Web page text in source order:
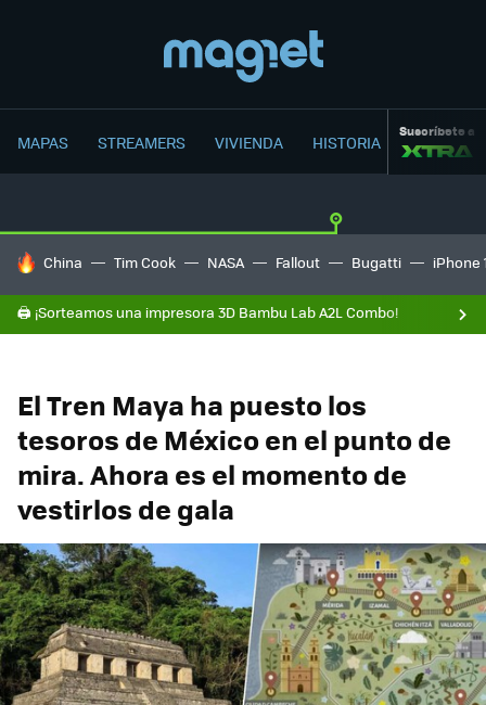
MAPAS STREAMERS VIVIENDA HISTORIA Suscríbete a
HOY SE HABLA DE
China Tim Cook NASA Fallout Bugatti iPhone
🖨️ ¡Sorteamos una impresora 3D Bambu Lab A2L Combo!
El Tren Maya ha puesto los
tesoros de México en el punto de
mira. Ahora es el momento de
vestirlos de gala